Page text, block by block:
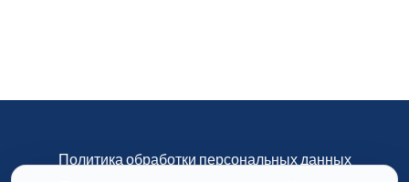
Политика обработки персональных данных